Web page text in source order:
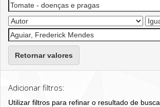
Retornar valores
Adicionar filtros:
Utilizar filtros para refinar o resultado de busca.